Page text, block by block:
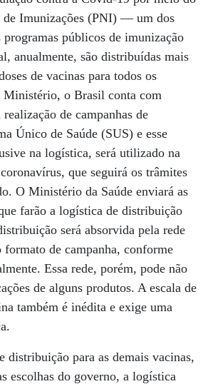
de Imunizações (PNI) — um dos
programas públicos de imunização
anualmente, são distribuídas mais
de vacinas para todos os
Ministério, o Brasil conta com
de campanhas de
Único de Saúde (SUS) e esse
na logística, será utilizado na
que seguirá os trâmites
O Ministério da Saúde enviará as
farão a logística de distribuição
será absorvida pela rede
de campanha, conforme
Essa rede, porém, pode não
de alguns produtos. A escala de
também é inédita e exige uma
distribuição para as demais vacinas,
escolhas do governo, a logística